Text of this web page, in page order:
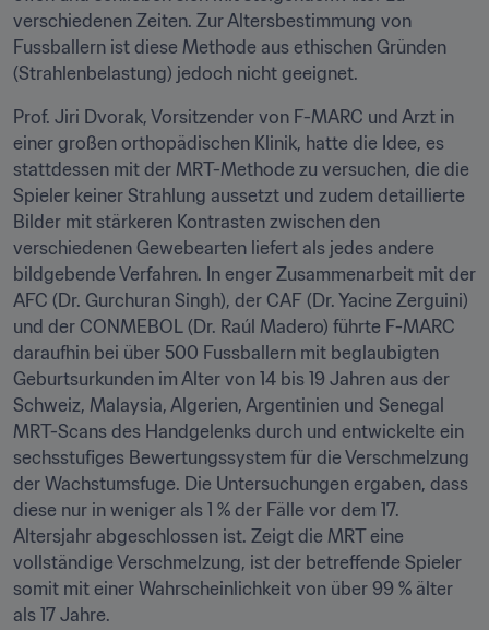
verschiedenen Zeiten. Zur Altersbestimmung von
Fussballern ist diese Methode aus ethischen Gründen
(Strahlenbelastung) jedoch nicht geeignet.
Prof. Jiri Dvorak, Vorsitzender von F-MARC und Arzt in
einer großen orthopädischen Klinik, hatte die Idee, es
stattdessen mit der MRT-Methode zu versuchen, die die
Spieler keiner Strahlung aussetzt und zudem detaillierte
Bilder mit stärkeren Kontrasten zwischen den
verschiedenen Gewebearten liefert als jedes andere
bildgebende Verfahren. In enger Zusammenarbeit mit der
AFC (Dr. Gurchuran Singh), der CAF (Dr. Yacine Zerguini)
und der CONMEBOL (Dr. Raúl Madero) führte F-MARC
daraufhin bei über 500 Fussballern mit beglaubigten
Geburtsurkunden im Alter von 14 bis 19 Jahren aus der
Schweiz, Malaysia, Algerien, Argentinien und Senegal
MRT-Scans des Handgelenks durch und entwickelte ein
sechsstufiges Bewertungssystem für die Verschmelzung
der Wachstumsfuge. Die Untersuchungen ergaben, dass
diese nur in weniger als 1 % der Fälle vor dem 17.
Altersjahr abgeschlossen ist. Zeigt die MRT eine
vollständige Verschmelzung, ist der betreffende Spieler
somit mit einer Wahrscheinlichkeit von über 99 % älter
als 17 Jahre.